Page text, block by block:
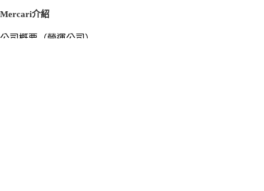
Mercari介紹
公司概要（營運公司）